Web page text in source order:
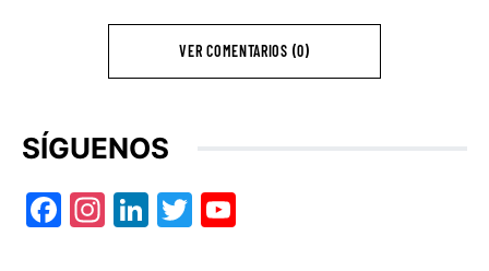
VER COMENTARIOS (0)
SÍGUENOS
Facebook
Instagram
LinkedIn
Twitter